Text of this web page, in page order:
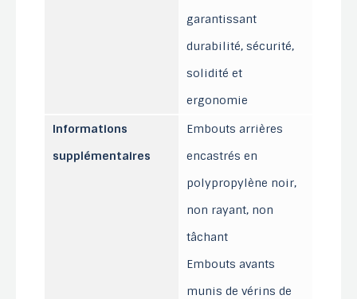
garantissant
durabilité, sécurité,
solidité et
ergonomie
Informations
supplémentaires
Embouts arrières
encastrés en
polypropylène noir,
non rayant, non
tâchant
Embouts avants
munis de vérins de